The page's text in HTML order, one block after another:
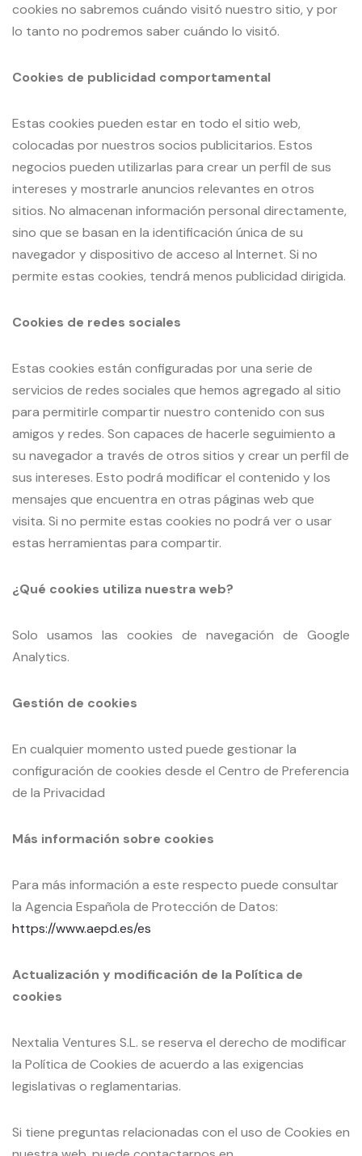
cookies no sabremos cuándo visitó nuestro sitio, y por
lo tanto no podremos saber cuándo lo visitó.
Cookies de publicidad comportamental
Estas cookies pueden estar en todo el sitio web,
colocadas por nuestros socios publicitarios. Estos
negocios pueden utilizarlas para crear un perfil de sus
intereses y mostrarle anuncios relevantes en otros
sitios. No almacenan información personal directamente,
sino que se basan en la identificación única de su
navegador y dispositivo de acceso al Internet. Si no
permite estas cookies, tendrá menos publicidad dirigida.
Cookies de redes sociales
Estas cookies están configuradas por una serie de
servicios de redes sociales que hemos agregado al sitio
para permitirle compartir nuestro contenido con sus
amigos y redes. Son capaces de hacerle seguimiento a
su navegador a través de otros sitios y crear un perfil de
sus intereses. Esto podrá modificar el contenido y los
mensajes que encuentra en otras páginas web que
visita. Si no permite estas cookies no podrá ver o usar
estas herramientas para compartir.
¿Qué cookies utiliza nuestra web?
Solo usamos las cookies de navegación de Google
Analytics.
Gestión de cookies
En cualquier momento usted puede gestionar la
configuración de cookies desde el Centro de Preferencia
de la Privacidad
Más información sobre cookies
Para más información a este respecto puede consultar
la Agencia Española de Protección de Datos:
https://www.aepd.es/es
Actualización y modificación de la Política de
cookies
Nextalia Ventures S.L. se reserva el derecho de modificar
la Política de Cookies de acuerdo a las exigencias
legislativas o reglamentarias.
Si tiene preguntas relacionadas con el uso de Cookies en